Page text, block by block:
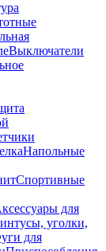
Выключатели
Напольные
Спортивные
для
уголки,
для